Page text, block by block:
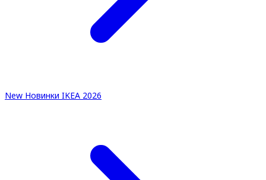
New Новинки IKEA 2026